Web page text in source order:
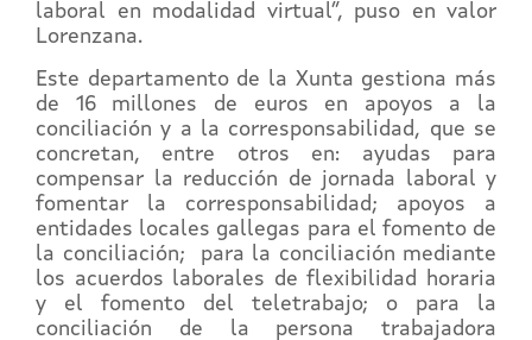
laboral en modalidad virtual”, puso en valor
Lorenzana.
Este departamento de la Xunta gestiona más
de 16 millones de euros en apoyos a la
conciliación y a la corresponsabilidad, que se
concretan, entre otros en: ayudas para
compensar la reducción de jornada laboral y
fomentar la corresponsabilidad; apoyos a
entidades locales gallegas para el fomento de
la conciliación; para la conciliación mediante
los acuerdos laborales de flexibilidad horaria
y el fomento del teletrabajo; o para la
conciliación de la persona trabajadora